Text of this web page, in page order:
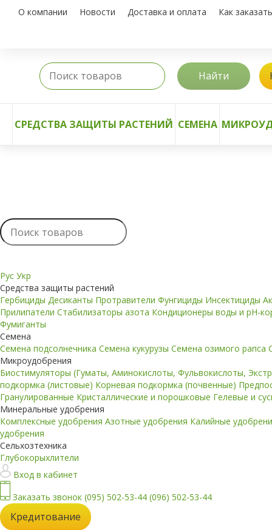
О компании Новости Доставка и оплата Как заказать
Найти
СРЕДСТВА ЗАЩИТЫ РАСТЕНИЙ СЕМЕНА
Рус Укр
Средства защиты растений
Гербициды Десиканты Протравители Фунгициды Инсектициды
Прилипатели Стабилизаторы азота Кондиционеры воды и pH-
Фумиганты
Семена
Семена подсолнечника Семена кукурузы Семена озимого рапса
Микроудобрения
Биостимуляторы (Гуматы, Аминокислоты, Фульвокислоты,
подкормка (листовые) Корневая подкормка (почвенные)
Гранулированные Кристаллические и порошковые Гелевые и
Минеральные удобрения
Комплексные удобрения Азотные удобрения Калийные
удобрения
Сельхозтехника
Глубокорыхлители
Вход в кабинет
Заказать звонок (095) 502-53-44 (096) 502-53-44
Кредитование